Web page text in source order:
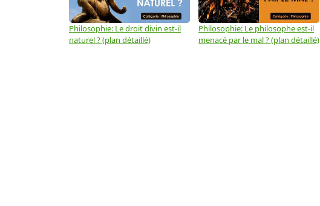
Philosophie: Le droit divin est-il
naturel ? (plan détaillé)
Philosophie: Le philosophe est-il
menacé par le mal ? (plan détaillé)